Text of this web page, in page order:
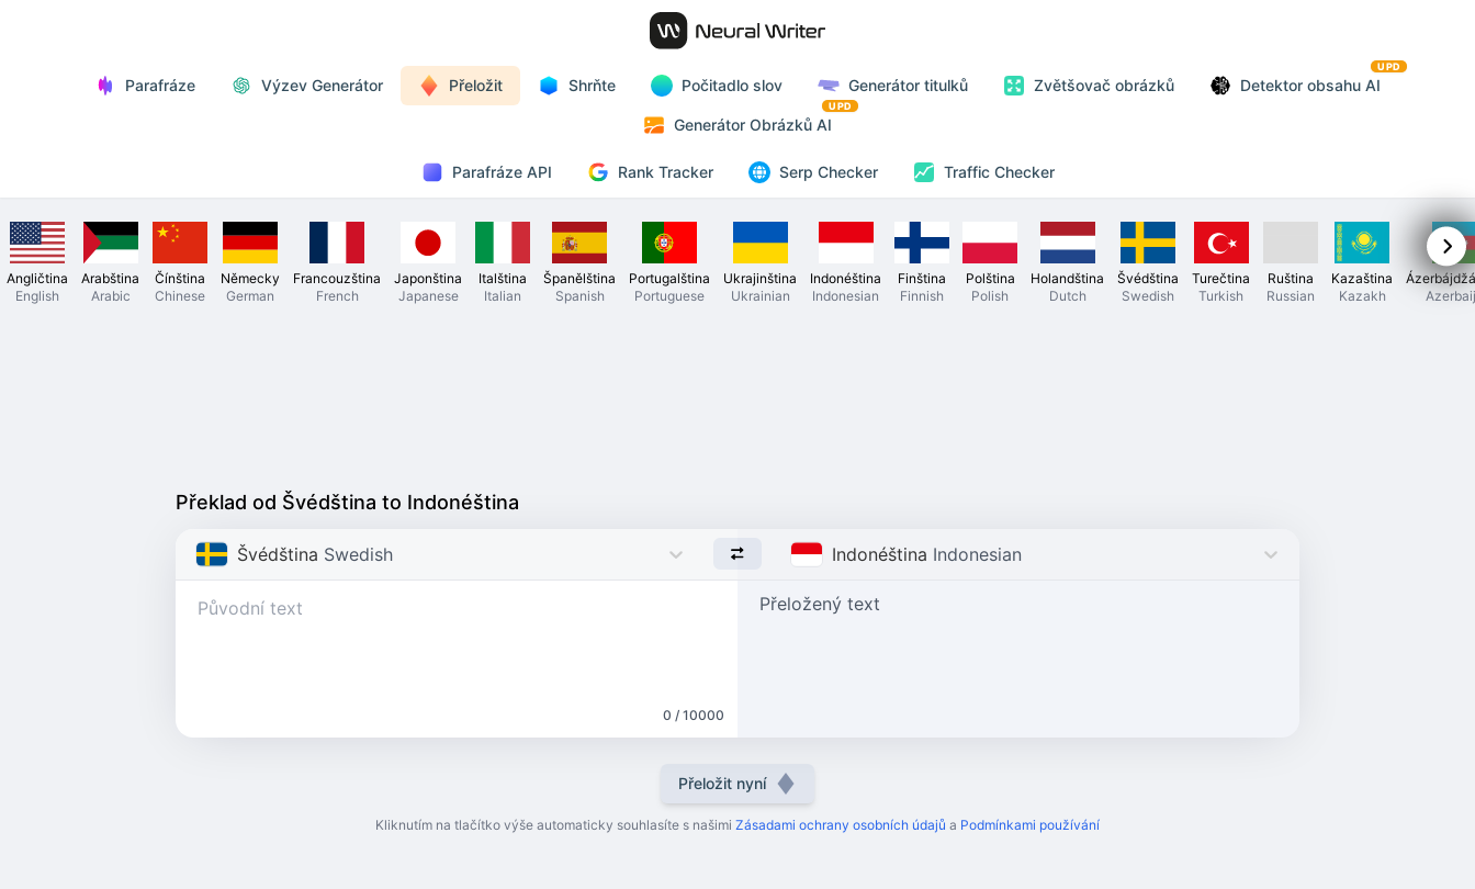
Parafráze Výzev Generátor Přeložit Shrňte Počitadlo slov Generátor titulků Zvětšovač obrázků Detektor obsahu AI
UPD
Generátor Obrázků AI
UPD
Parafráze API Rank Tracker Serp Checker Traffic Checker
Angličtina
English
Arabština
Arabic
Čínština
Chinese
Německy
German
Francouzština
French
Japonština
Japanese
Italština
Italian
Španělština
Spanish
Portugalština
Portuguese
Ukrajinština
Ukrainian
Indonéština
Indonesian
Finština
Finnish
Polština
Polish
Holandština
Dutch
Švédština
Swedish
Turečtina
Turkish
Ruština
Russian
Kazaština
Kazakh
Překlad od Švédština to Indonéština
Švédština Swedish Indonéština Indonesian
0 / 10000
Přeložený text
Přeložit nyní
Kliknutím na tlačítko výše automaticky souhlasíte s našimi Zásadami ochrany osobních údajů a Podmínkami používání